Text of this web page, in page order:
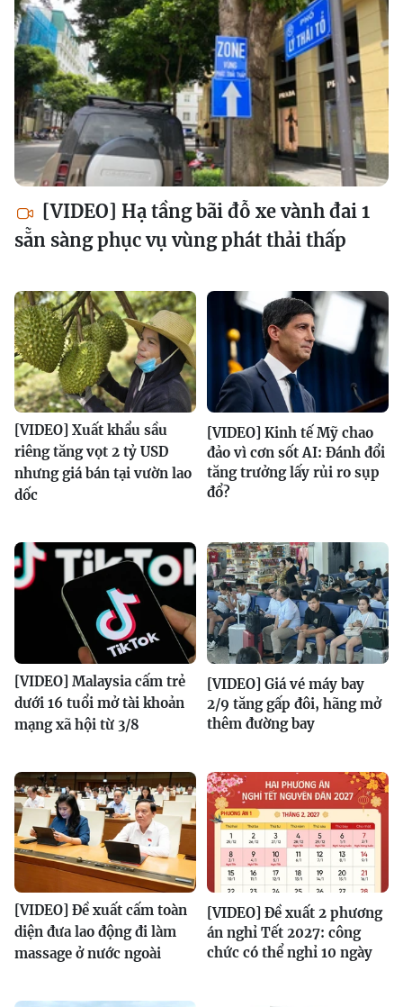
[VIDEO] Hạ tầng bãi đỗ xe vành đai 1
sẵn sàng phục vụ vùng phát thải thấp
[VIDEO] Xuất khẩu sầu
riêng tăng vọt 2 tỷ USD
nhưng giá bán tại vườn lao
dốc
[VIDEO] Kinh tế Mỹ chao
đảo vì cơn sốt AI: Đánh đổi
tăng trưởng lấy rủi ro sụp
đổ?
[VIDEO] Malaysia cấm trẻ
dưới 16 tuổi mở tài khoản
mạng xã hội từ 3/8
[VIDEO] Giá vé máy bay
2/9 tăng gấp đôi, hãng mở
thêm đường bay
[VIDEO] Đề xuất cấm toàn
diện đưa lao động đi làm
massage ở nước ngoài
[VIDEO] Đề xuất 2 phương
án nghỉ Tết 2027: công
chức có thể nghỉ 10 ngày